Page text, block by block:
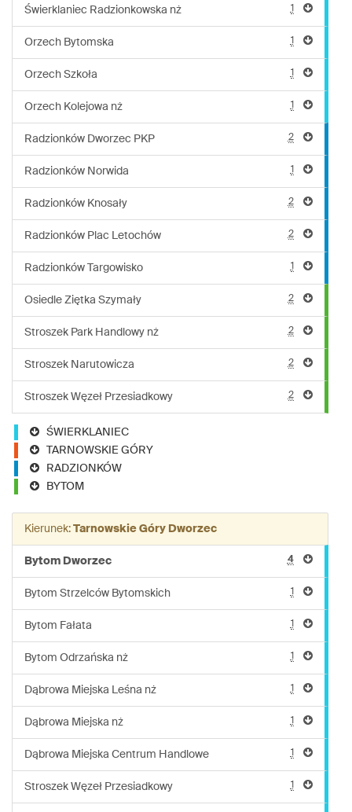
Świerklaniec Radzionkowska nż 1
Orzech Bytomska 1
Orzech Szkoła 1
Orzech Kolejowa nż 1
Radzionków Dworzec PKP 2
Radzionków Norwida 1
Radzionków Knosały 2
Radzionków Plac Letochów 2
Radzionków Targowisko 1
Osiedle Ziętka Szymały 2
Stroszek Park Handlowy nż 2
Stroszek Narutowicza 2
Stroszek Węzeł Przesiadkowy 2
ŚWIERKLANIEC
TARNOWSKIE GÓRY
RADZIONKÓW
BYTOM
Kierunek: Tarnowskie Góry Dworzec
Bytom Dworzec 4
Bytom Strzelców Bytomskich 1
Bytom Fałata 1
Bytom Odrzańska nż 1
Dąbrowa Miejska Leśna nż 1
Dąbrowa Miejska nż 1
Dąbrowa Miejska Centrum Handlowe 1
Stroszek Węzeł Przesiadkowy 1